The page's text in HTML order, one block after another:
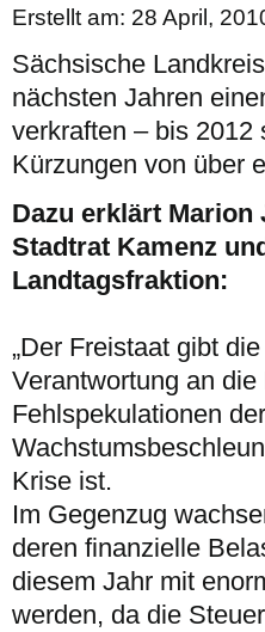
Erstellt am: 28 April,
Sächsische
nächsten Jahren
verkraften – bis 2012
Kürzungen von über
Dazu erklärt
Stadtrat Kamenz
Landtagsfraktion:
„Der Freistaat gibt
Verantwortung an
Fehlspekulationen
Krise ist.
Im Gegenzug
deren finanzielle
diesem Jahr mit
werden, da die